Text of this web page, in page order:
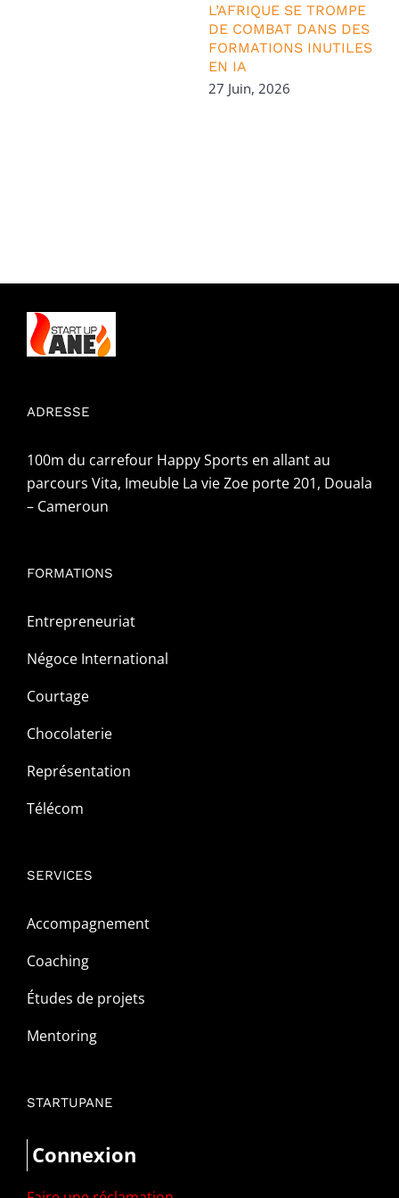
L’AFRIQUE SE TROMPE
DE COMBAT DANS DES
FORMATIONS INUTILES
EN IA
27 Juin, 2026
ADRESSE
100m du carrefour Happy Sports en allant au
parcours Vita, Imeuble La vie Zoe porte 201, Douala
– Cameroun
FORMATIONS
Entrepreneuriat
Négoce International
Courtage
Chocolaterie
Représentation
Télécom
SERVICES
Accompagnement
Coaching
Études de projets
Mentoring
STARTUPANE
Connexion